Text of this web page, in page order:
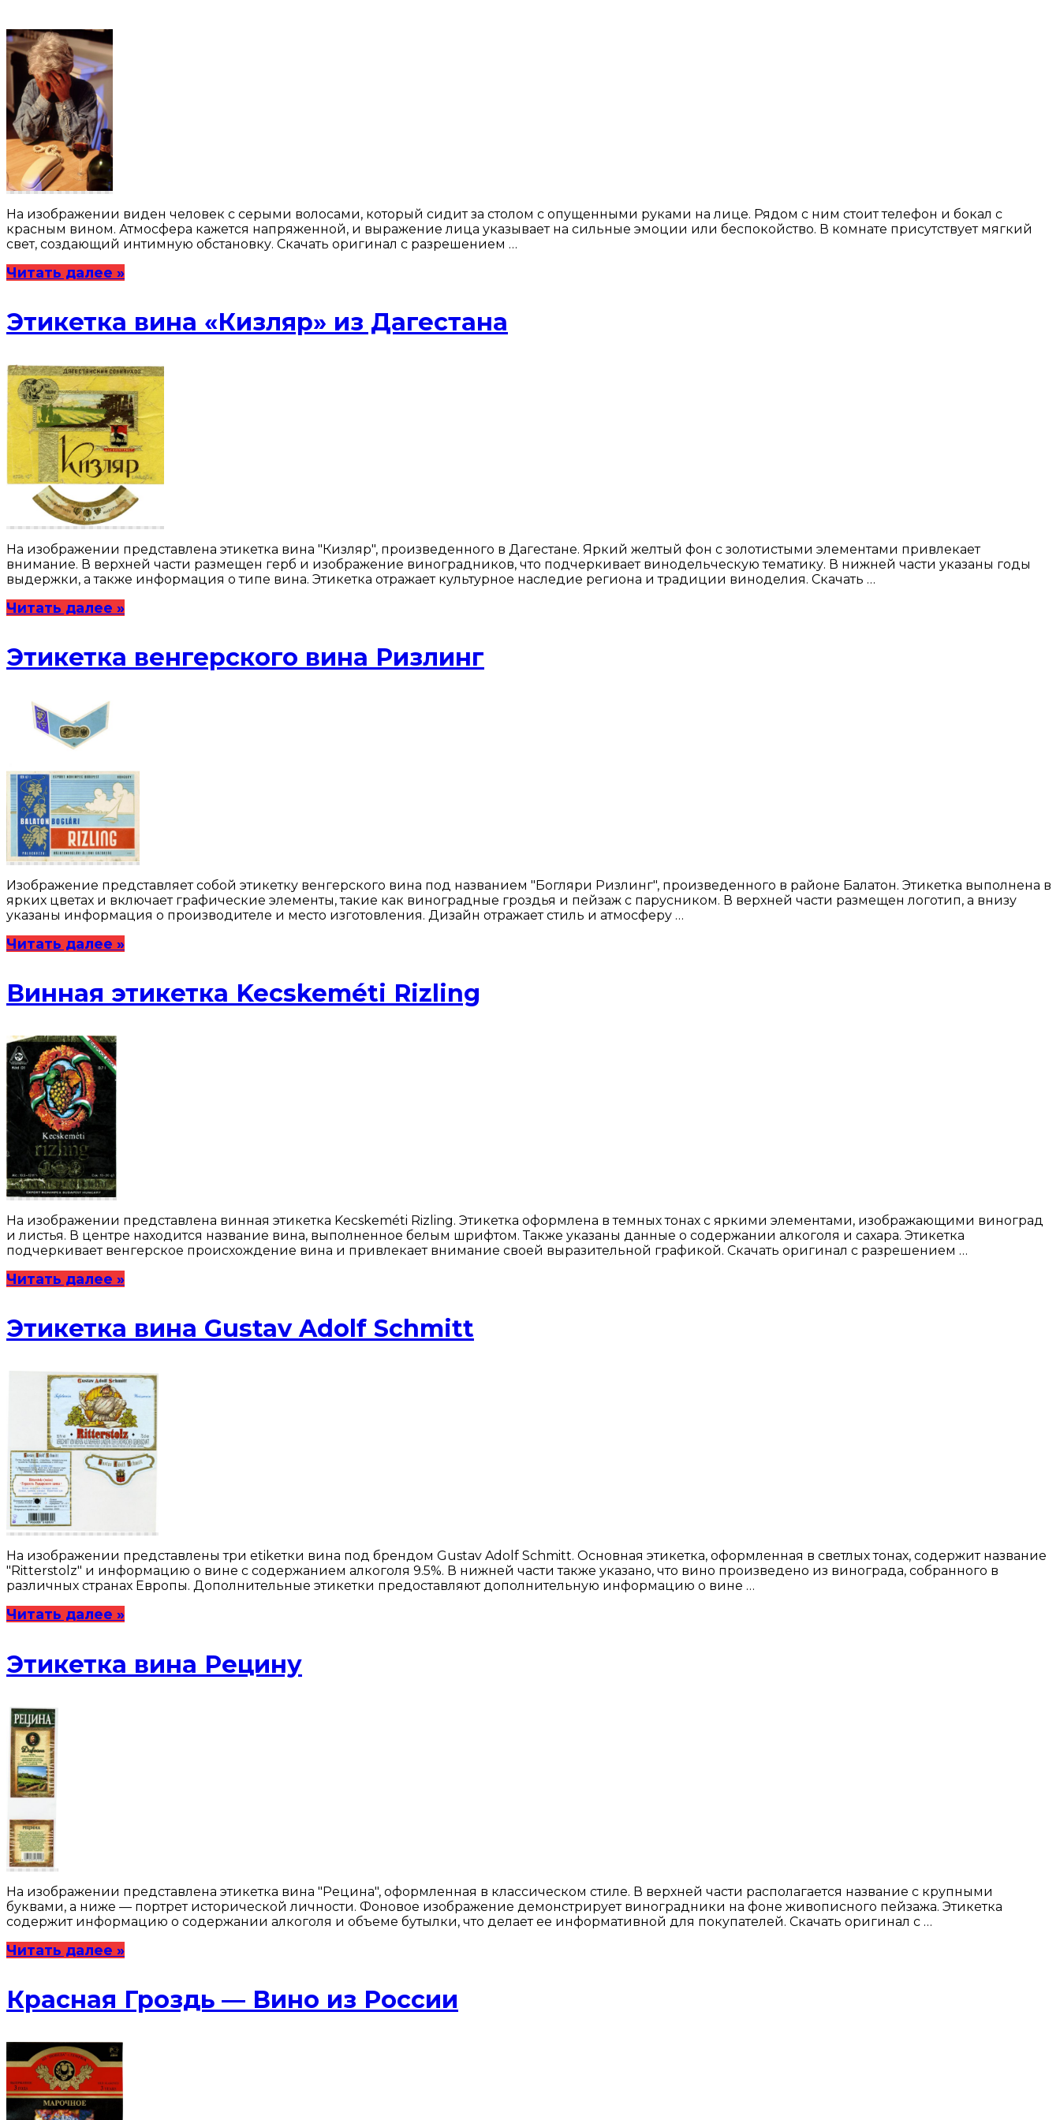
На изображении виден человек с серыми волосами, который сидит за столом с опущенными руками на лице. Рядом с ним стоит телефон и бокал с
красным вином. Атмосфера кажется напряженной, и выражение лица указывает на сильные эмоции или беспокойство. В комнате присутствует мягкий
свет, создающий интимную обстановку. Скачать оригинал с разрешением …
Читать далее »
Этикетка вина «Кизляр» из Дагестана
На изображении представлена этикетка вина "Кизляр", произведенного в Дагестане. Яркий желтый фон с золотистыми элементами привлекает
внимание. В верхней части размещен герб и изображение виноградников, что подчеркивает винодельческую тематику. В нижней части указаны годы
выдержки, а также информация о типе вина. Этикетка отражает культурное наследие региона и традиции виноделия. Скачать …
Читать далее »
Этикетка венгерского вина Ризлинг
Изображение представляет собой этикетку венгерского вина под названием "Богляри Ризлинг", произведенного в районе Балатон. Этикетка выполнена в
ярких цветах и включает графические элементы, такие как виноградные гроздья и пейзаж с парусником. В верхней части размещен логотип, а внизу
указаны информация о производителе и место изготовления. Дизайн отражает стиль и атмосферу …
Читать далее »
Винная этикетка Kecskeméti Rizling
На изображении представлена винная этикетка Kecskeméti Rizling. Этикетка оформлена в темных тонах с яркими элементами, изображающими виноград
и листья. В центре находится название вина, выполненное белым шрифтом. Также указаны данные о содержании алкоголя и сахара. Этикетка
подчеркивает венгерское происхождение вина и привлекает внимание своей выразительной графикой. Скачать оригинал с разрешением …
Читать далее »
Этикетка вина Gustav Adolf Schmitt
На изображении представлены три etikетки вина под брендом Gustav Adolf Schmitt. Основная этикетка, оформленная в светлых тонах, содержит название
"Ritterstolz" и информацию о вине с содержанием алкоголя 9.5%. В нижней части также указано, что вино произведено из винограда, собранного в
различных странах Европы. Дополнительные этикетки предоставляют дополнительную информацию о вине …
Читать далее »
Этикетка вина Рецину
На изображении представлена этикетка вина "Рецина", оформленная в классическом стиле. В верхней части располагается название с крупными
буквами, а ниже — портрет исторической личности. Фоновое изображение демонстрирует виноградники на фоне живописного пейзажа. Этикетка
содержит информацию о содержании алкоголя и объеме бутылки, что делает ее информативной для покупателей. Скачать оригинал с …
Читать далее »
Красная Гроздь — Вино из России